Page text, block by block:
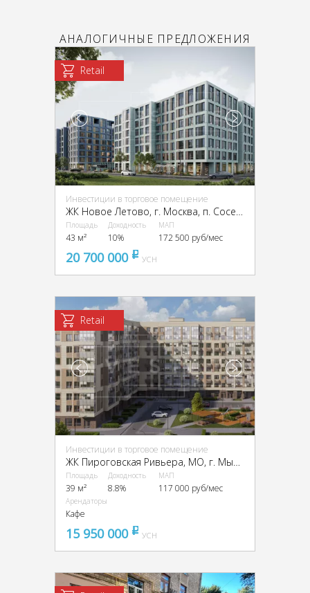
АНАЛОГИЧНЫЕ ПРЕДЛОЖЕНИЯ
Retail
Инвестиции в торговое помещение
ЖК Новое Летово, г. Москва, п. Сосенское, квартал № 82, ЖК Новое Летово, к2
Площадь
43 м²
Доходность
10%
МАП
172 500 руб/мес
20 700 000 pуб
УСН
Retail
Инвестиции в торговое помещение
Площадь
39 м²
Доходность
8.8%
МАП
117 000 руб/мес
Арендаторы
Кафе
15 950 000 pуб
УСН